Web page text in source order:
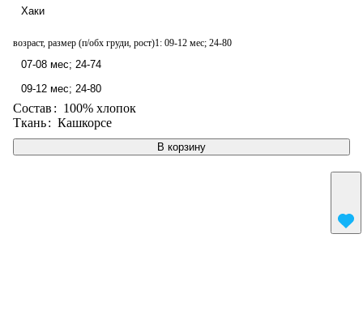
В корзину
Хаки
возраст, размер (п/обх груди, рост)1: 09-12 мес; 24-80
07-08 мес; 24-74
09-12 мес; 24-80
Состав: 100% хлопок
Ткань: Кашкорсе